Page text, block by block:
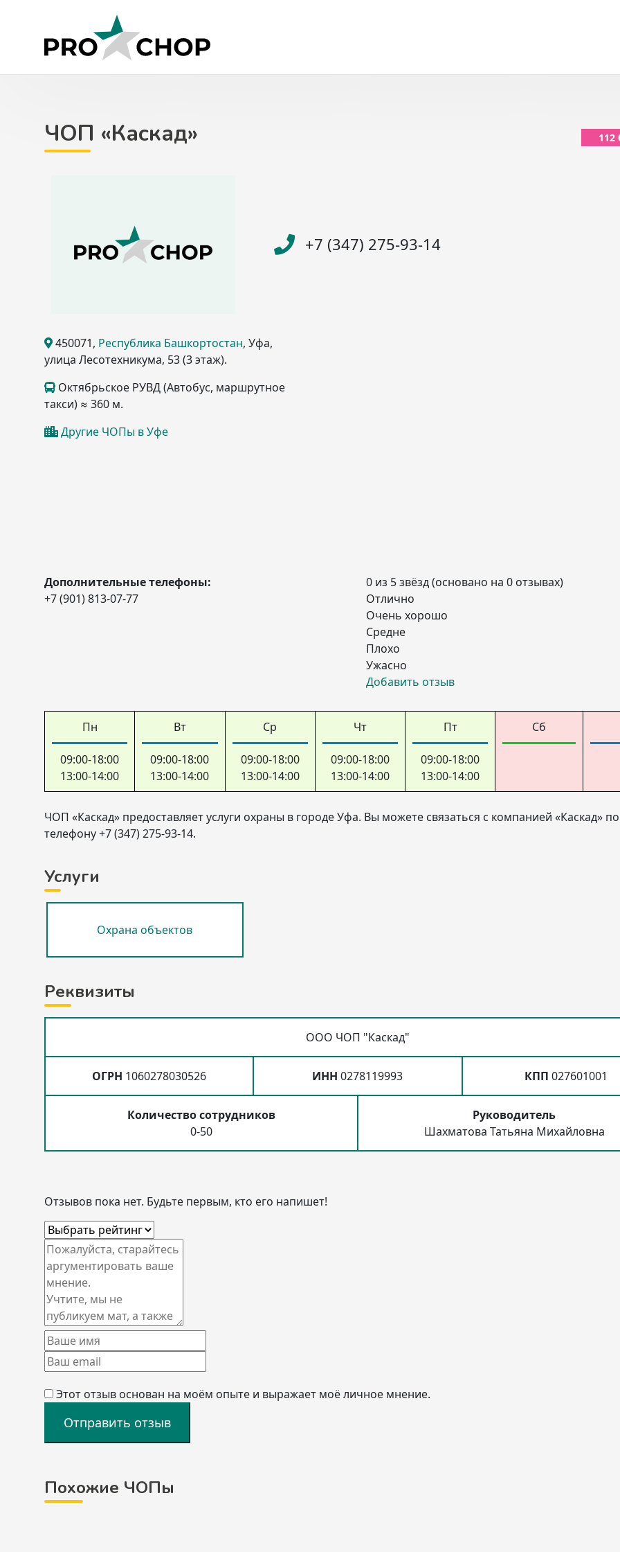
ЧОП «Каскад» 112
+7 (347) 275-93-14
450071, Республика Башкортостан, Уфа,
улица Лесотехникума, 53(3 этаж).
Октябрьское РУВД (Автобус, маршрутное
такси) ≈ 360 м.
Другие ЧОПы в Уфе
Дополнительные телефоны:
+7 (901) 813-07-77
0 из 5 звёзд (основано на 0 отзывах)
Отлично
Очень хорошо
Средне
Плохо
Ужасно
Добавить отзыв
Пн
09:00-18:00
13:00-14:00
Вт
09:00-18:00
13:00-14:00
Ср
09:00-18:00
13:00-14:00
Чт
09:00-18:00
13:00-14:00
Пт
09:00-18:00
13:00-14:00
Сб
ЧОП «Каскад» предоставляет услуги охраны в городе Уфа. Вы можете связаться с компанией «Каскад» по
телефону +7 (347) 275-93-14.
Услуги
Охрана объектов
Реквизиты
ООО ЧОП "Каскад"
ОГРН 1060278030526 ИНН0278119993 КПП027601001
Количество сотрудников
0-50
Руководитель
Шахматова Татьяна Михайловна
Отзывов пока нет. Будьте первым, кто его напишет!
Этот отзыв основан на моём опыте и выражает моё личное мнение.
Отправить отзыв
Похожие ЧОПы